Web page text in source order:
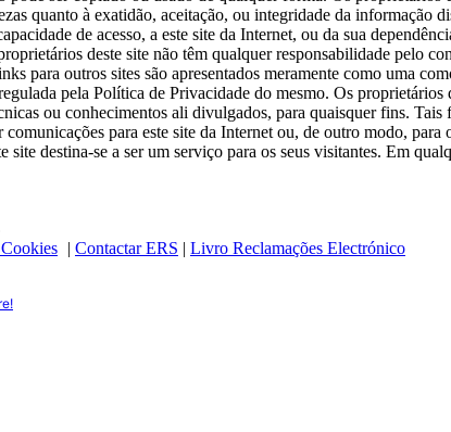
quanto à exatidão, aceitação, ou integridade da
de acesso, a este site da Internet, ou da sua
deste site não têm qualquer responsabilidade pelo
para outros sites são apresentados meramente como uma
pela Política de Privacidade do mesmo. Os
ou conhecimentos ali divulgados, para quaisquer fins.
para este site da Internet ou, de outro modo,
site destina-se a ser um serviço para os seus visitantes. Em
| Contactar ERS | Livro Reclamações Electrónico